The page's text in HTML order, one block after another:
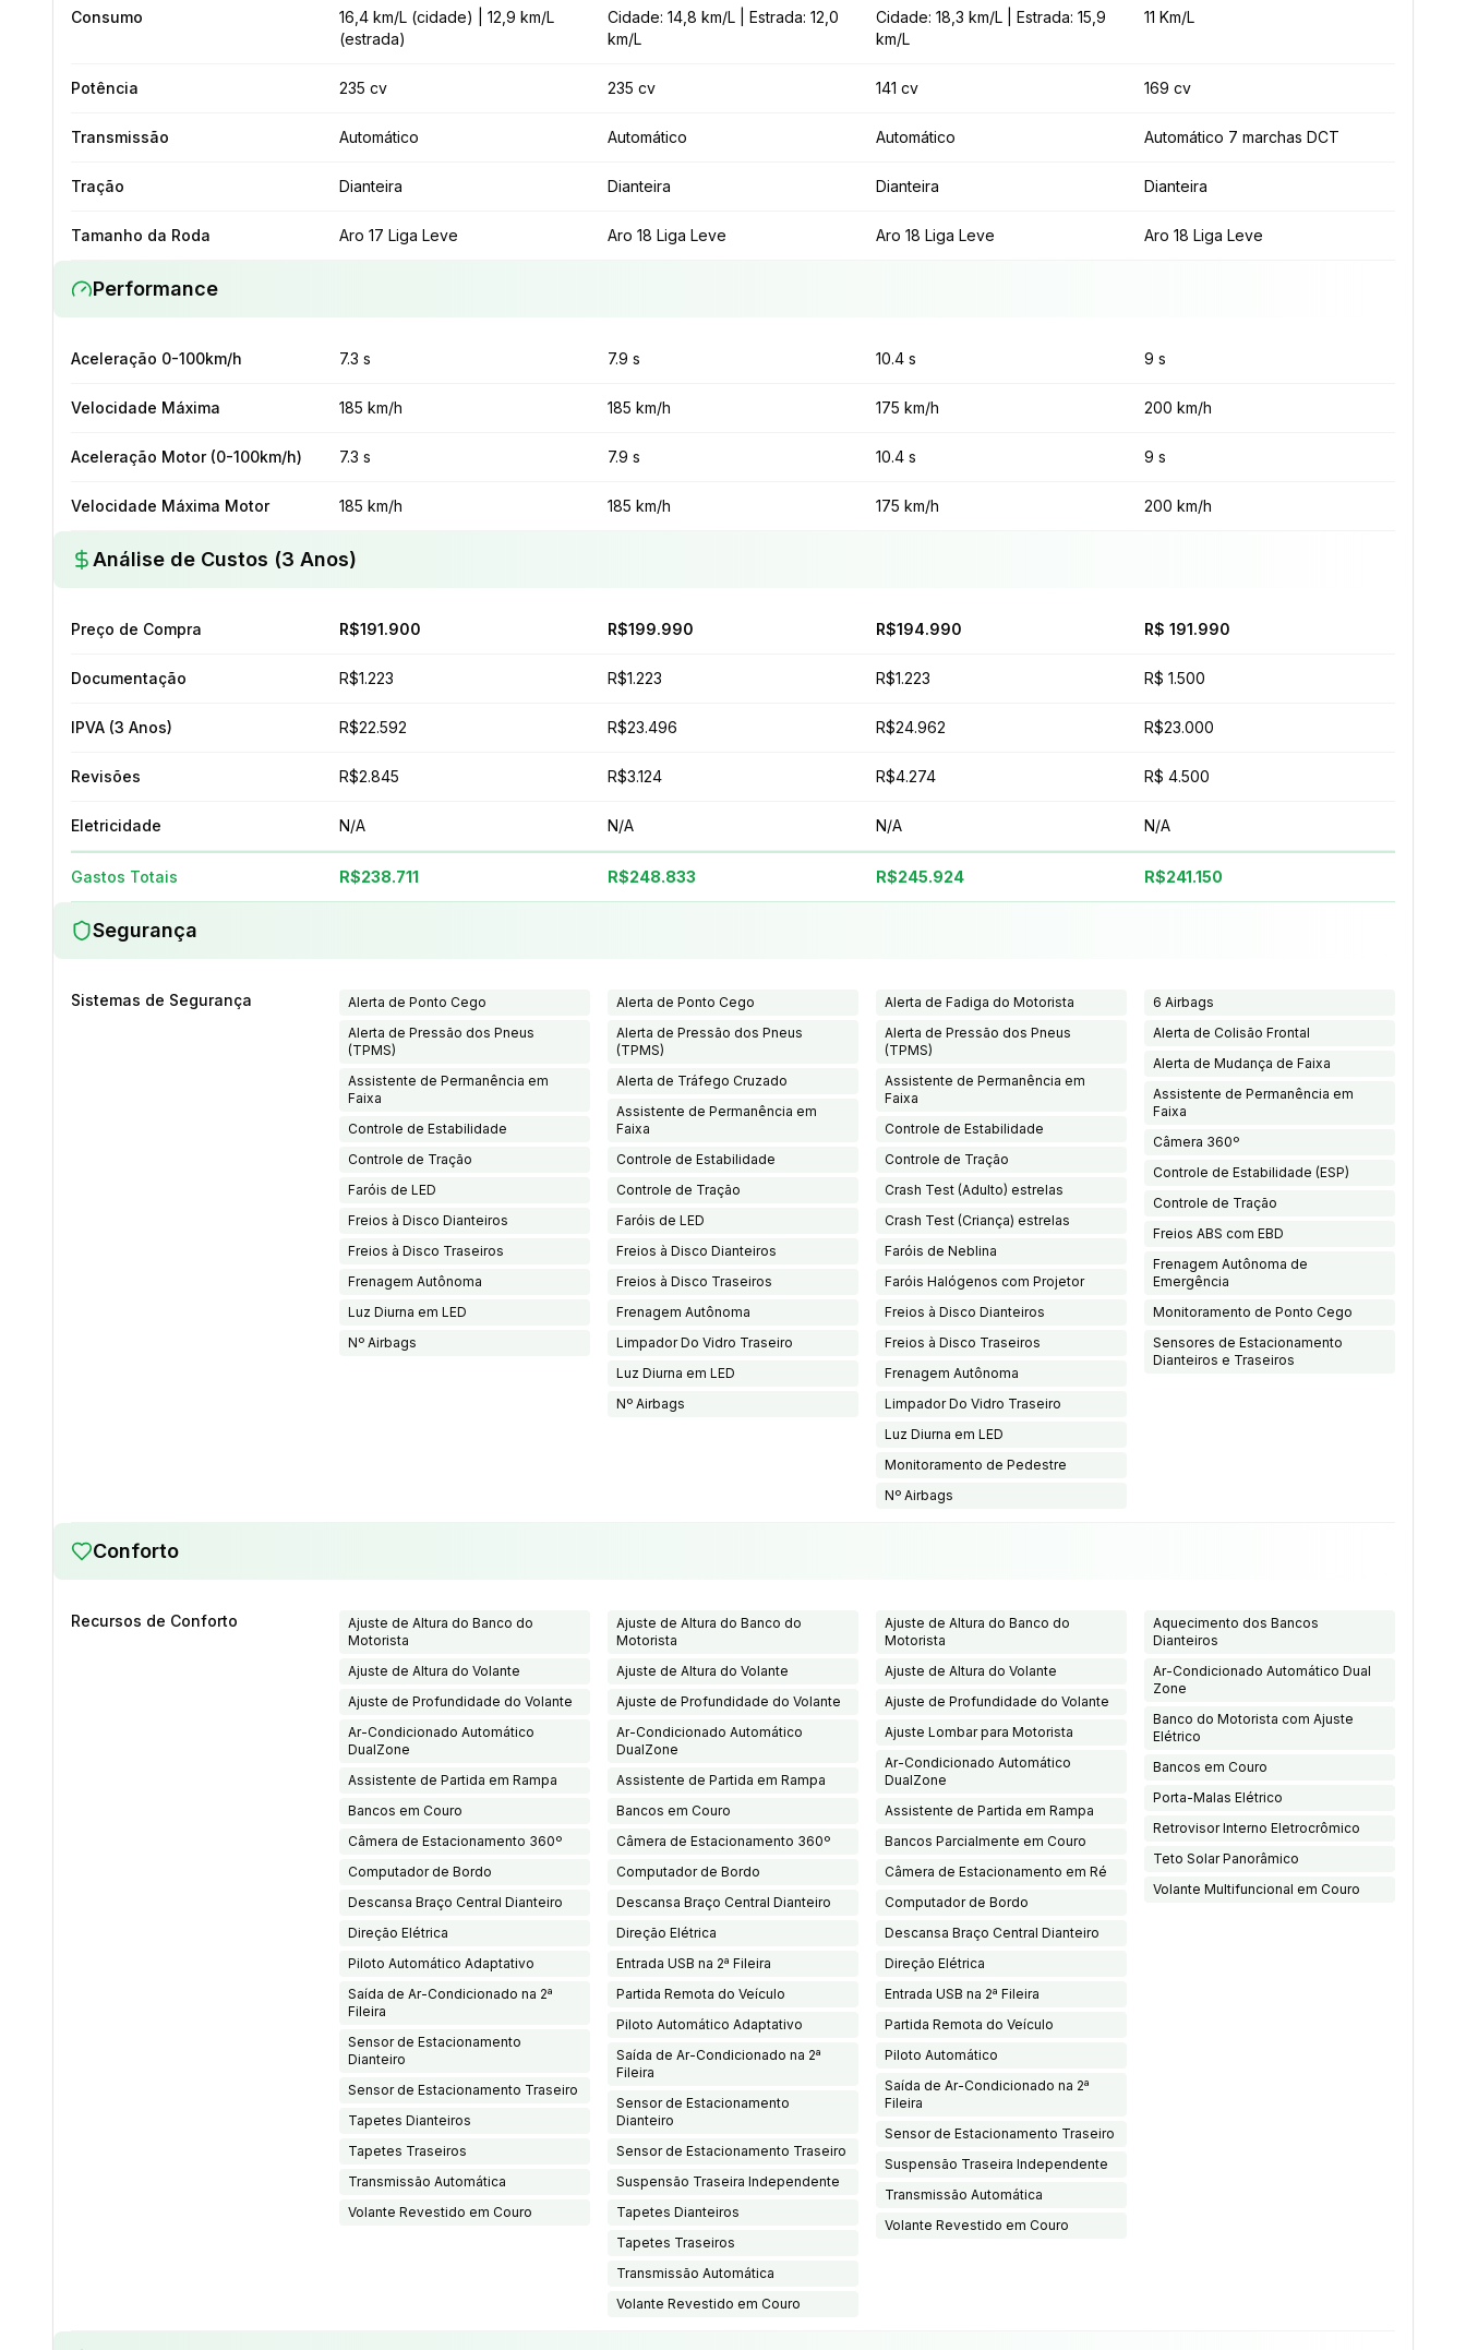
Consumo
16,4 km/L (cidade) | 12,9 km/L
(estrada)
Cidade: 14,8 km/L | Estrada: 12,0
km/L
Cidade: 18,3 km/L | Estrada: 15,9
km/L
11 Km/L
Potência 235 cv 235 cv 141 cv 169 cv
Transmissão Automático Automático Automático Automático 7 marchas DCT
Tração Dianteira Dianteira Dianteira Dianteira
Tamanho da Roda Aro 17 Liga Leve Aro 18 Liga Leve Aro 18 Liga Leve Aro 18 Liga Leve
Performance
Aceleração 0-100km/h 7.3 s 7.9 s 10.4 s 9 s
Velocidade Máxima 185 km/h 185 km/h 175 km/h 200 km/h
Aceleração Motor (0-100km/h) 7.3 s 7.9 s 10.4 s 9 s
Velocidade Máxima Motor 185 km/h 185 km/h 175 km/h 200 km/h
Análise de Custos (3 Anos)
Preço de Compra R$191.900 R$199.990 R$194.990 R$ 191.990
Documentação R$1.223 R$1.223 R$1.223 R$ 1.500
IPVA (3 Anos) R$22.592 R$23.496 R$24.962 R$23.000
Revisões R$2.845 R$3.124 R$4.274 R$ 4.500
Eletricidade N/A N/A N/A N/A
Gastos Totais R$238.711 R$248.833 R$245.924 R$241.150
Segurança
Sistemas de Segurança
Alerta de Ponto Cego
Alerta de Pressão dos Pneus
(TPMS)
Assistente de Permanência em
Faixa
Controle de Estabilidade
Controle de Tração
Faróis de LED
Freios à Disco Dianteiros
Freios à Disco Traseiros
Frenagem Autônoma
Luz Diurna em LED
Nº Airbags
Alerta de Ponto Cego
Alerta de Pressão dos Pneus
(TPMS)
Alerta de Tráfego Cruzado
Assistente de Permanência em
Faixa
Controle de Estabilidade
Controle de Tração
Faróis de LED
Freios à Disco Dianteiros
Freios à Disco Traseiros
Frenagem Autônoma
Limpador Do Vidro Traseiro
Luz Diurna em LED
Nº Airbags
Alerta de Fadiga do Motorista
Alerta de Pressão dos Pneus
(TPMS)
Assistente de Permanência em
Faixa
Controle de Estabilidade
Controle de Tração
Crash Test (Adulto) estrelas
Crash Test (Criança) estrelas
Faróis de Neblina
Faróis Halógenos com Projetor
Freios à Disco Dianteiros
Freios à Disco Traseiros
Frenagem Autônoma
Limpador Do Vidro Traseiro
Luz Diurna em LED
Monitoramento de Pedestre
Nº Airbags
6 Airbags
Alerta de Colisão Frontal
Alerta de Mudança de Faixa
Assistente de Permanência em
Faixa
Câmera 360º
Controle de Estabilidade (ESP)
Controle de Tração
Freios ABS com EBD
Frenagem Autônoma de
Emergência
Monitoramento de Ponto Cego
Sensores de Estacionamento
Dianteiros e Traseiros
Conforto
Recursos de Conforto
Ajuste de Altura do Banco do
Motorista
Ajuste de Altura do Volante
Ajuste de Profundidade do Volante
Ar-Condicionado Automático
DualZone
Assistente de Partida em Rampa
Bancos em Couro
Câmera de Estacionamento 360º
Computador de Bordo
Descansa Braço Central Dianteiro
Direção Elétrica
Piloto Automático Adaptativo
Saída de Ar-Condicionado na 2ª
Fileira
Sensor de Estacionamento
Dianteiro
Sensor de Estacionamento Traseiro
Tapetes Dianteiros
Tapetes Traseiros
Transmissão Automática
Volante Revestido em Couro
Ajuste de Altura do Banco do
Motorista
Ajuste de Altura do Volante
Ajuste de Profundidade do Volante
Ar-Condicionado Automático
DualZone
Assistente de Partida em Rampa
Bancos em Couro
Câmera de Estacionamento 360º
Computador de Bordo
Descansa Braço Central Dianteiro
Direção Elétrica
Entrada USB na 2ª Fileira
Partida Remota do Veículo
Piloto Automático Adaptativo
Saída de Ar-Condicionado na 2ª
Fileira
Sensor de Estacionamento
Dianteiro
Sensor de Estacionamento Traseiro
Suspensão Traseira Independente
Tapetes Dianteiros
Tapetes Traseiros
Transmissão Automática
Volante Revestido em Couro
Ajuste de Altura do Banco do
Motorista
Ajuste de Altura do Volante
Ajuste de Profundidade do Volante
Ajuste Lombar para Motorista
Ar-Condicionado Automático
DualZone
Assistente de Partida em Rampa
Bancos Parcialmente em Couro
Câmera de Estacionamento em Ré
Computador de Bordo
Descansa Braço Central Dianteiro
Direção Elétrica
Entrada USB na 2ª Fileira
Partida Remota do Veículo
Piloto Automático
Saída de Ar-Condicionado na 2ª
Fileira
Sensor de Estacionamento Traseiro
Suspensão Traseira Independente
Transmissão Automática
Volante Revestido em Couro
Aquecimento dos Bancos
Dianteiros
Ar-Condicionado Automático Dual
Zone
Banco do Motorista com Ajuste
Elétrico
Bancos em Couro
Porta-Malas Elétrico
Retrovisor Interno Eletrocrômico
Teto Solar Panorâmico
Volante Multifuncional em Couro